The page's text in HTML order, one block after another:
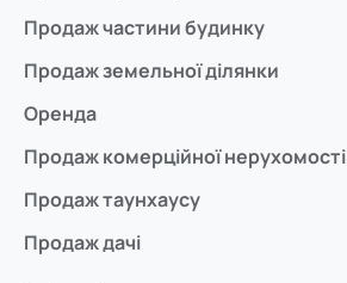
Продаж частини будинку
Продаж земельної ділянки
Оренда
Продаж комерційної нерухомості
Продаж таунхаусу
Продаж дачі